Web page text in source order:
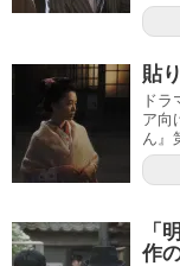
貼
ド
ア向
ん』
「
作